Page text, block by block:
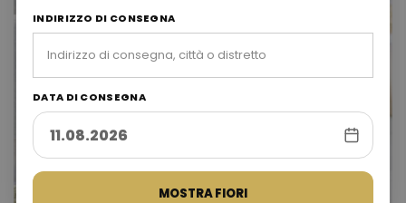
INDIRIZZO DI CONSEGNA
DATA DI CONSEGNA
MOSTRA FIORI